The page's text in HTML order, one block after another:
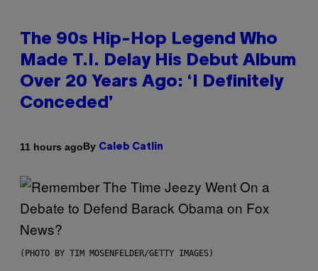
The 90s Hip-Hop Legend Who
Made T.I. Delay His Debut Album
Over 20 Years Ago: ‘I Definitely
Conceded’
11 hours agoBy Caleb Catlin
(PHOTO BY TIM MOSENFELDER/GETTY IMAGES)